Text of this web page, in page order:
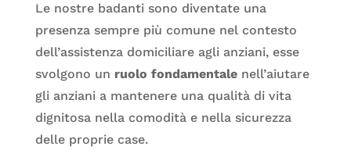
Le nostre badanti sono diventate una
presenza sempre più comune nel contesto
dell’assistenza domiciliare agli anziani, esse
svolgono un ruolo fondamentalenell’aiutare
gli anziani a mantenere una qualità di vita
dignitosa nella comodità e nella sicurezza
delle proprie case.